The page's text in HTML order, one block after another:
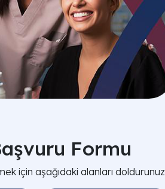
Formu
için aşağıdaki alanları doldurunuz